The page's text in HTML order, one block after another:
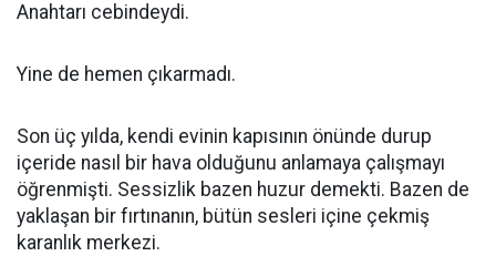
Anahtarı cebindeydi.
Yine de hemen çıkarmadı.
Son üç yılda, kendi evinin kapısının önünde durup
içeride nasıl bir hava olduğunu anlamaya çalışmayı
öğrenmişti. Sessizlik bazen huzur demekti. Bazen de
yaklaşan bir fırtınanın, bütün sesleri içine çekmiş
karanlık merkezi.